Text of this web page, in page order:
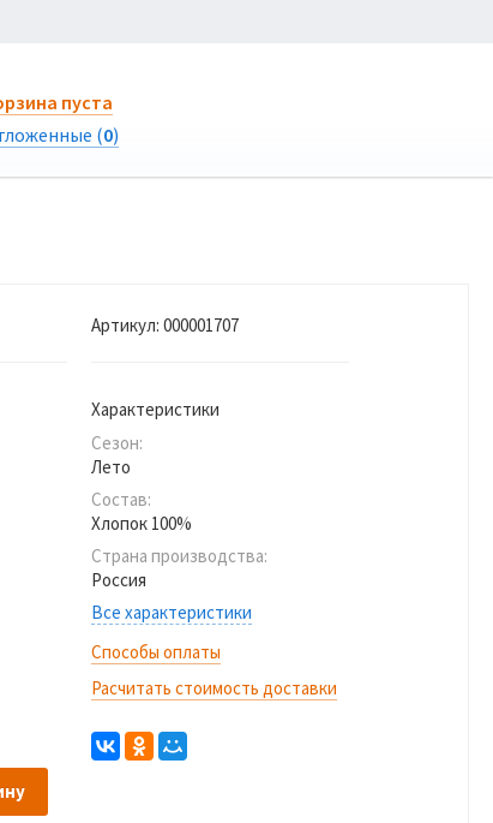
пуста
(0)
Артикул: 000001707
Характеристики
Сезон:
Лето
Состав:
Хлопок 100%
Страна производства:
Россия
Все характеристики
Способы оплаты
Расчитать стоимость доставки